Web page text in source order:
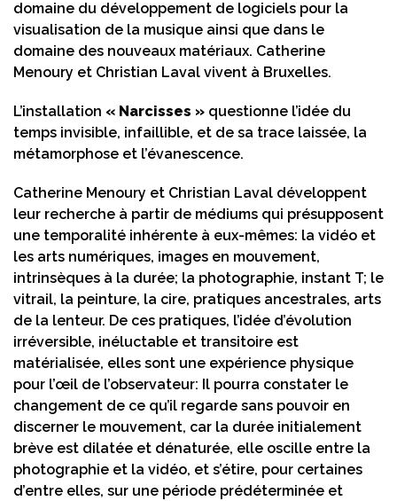
domaine du développement de logiciels pour la
visualisation de la musique ainsi que dans le
domaine des nouveaux matériaux. Catherine
Menoury et Christian Laval vivent à Bruxelles.
L’installation « Narcisses » questionne l’idée du
temps invisible, infaillible, et de sa trace laissée, la
métamorphose et l’évanescence.
Catherine Menoury et Christian Laval développent
leur recherche à partir de médiums qui présupposent
une temporalité inhérente à eux-mêmes: la vidéo et
les arts numériques, images en mouvement,
intrinsèques à la durée; la photographie, instant T; le
vitrail, la peinture, la cire, pratiques ancestrales, arts
de la lenteur. De ces pratiques, l’idée d’évolution
irréversible, inéluctable et transitoire est
matérialisée, elles sont une expérience physique
pour l’œil de l’observateur: Il pourra constater le
changement de ce qu’il regarde sans pouvoir en
discerner le mouvement, car la durée initialement
brève est dilatée et dénaturée, elle oscille entre la
photographie et la vidéo, et s’étire, pour certaines
d’entre elles, sur une période prédéterminée et